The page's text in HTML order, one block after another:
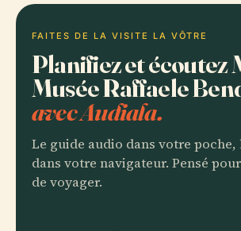
FAITES DE LA VISITE LA VÔTRE
Planifiez et écoutez
Musée Raffaele
avec Audiala.
Le guide audio dans votre
dans votre navigateur. Pensé
de voyager.